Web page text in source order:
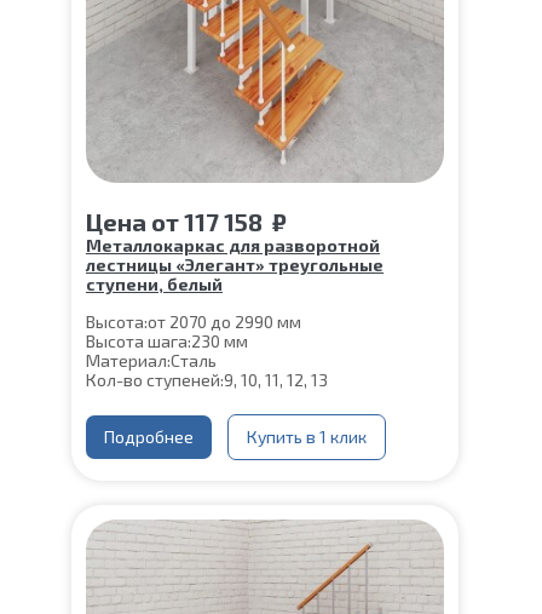
Цена от117 158 ₽
Металлокаркас для разворотной
лестницы «Элегант» треугольные
ступени, белый
Высота:от 2070 до 2990 мм
Высота шага:230 мм
Материал:Сталь
Кол-во ступеней:9, 10, 11, 12, 13
Подробнее Купить в 1 клик